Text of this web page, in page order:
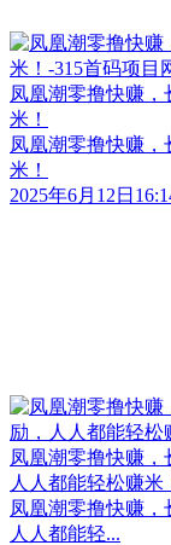
凤凰潮零撸快赚
米！
凤凰潮零撸快赚
米！
2025年6月12日
凤凰潮零撸快赚，
人人都能轻松赚米
凤凰潮零撸快赚，
人人都能轻...